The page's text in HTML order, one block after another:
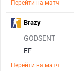
Перейти на матч
GODSENT
EF
Перейти на матч
Brazy